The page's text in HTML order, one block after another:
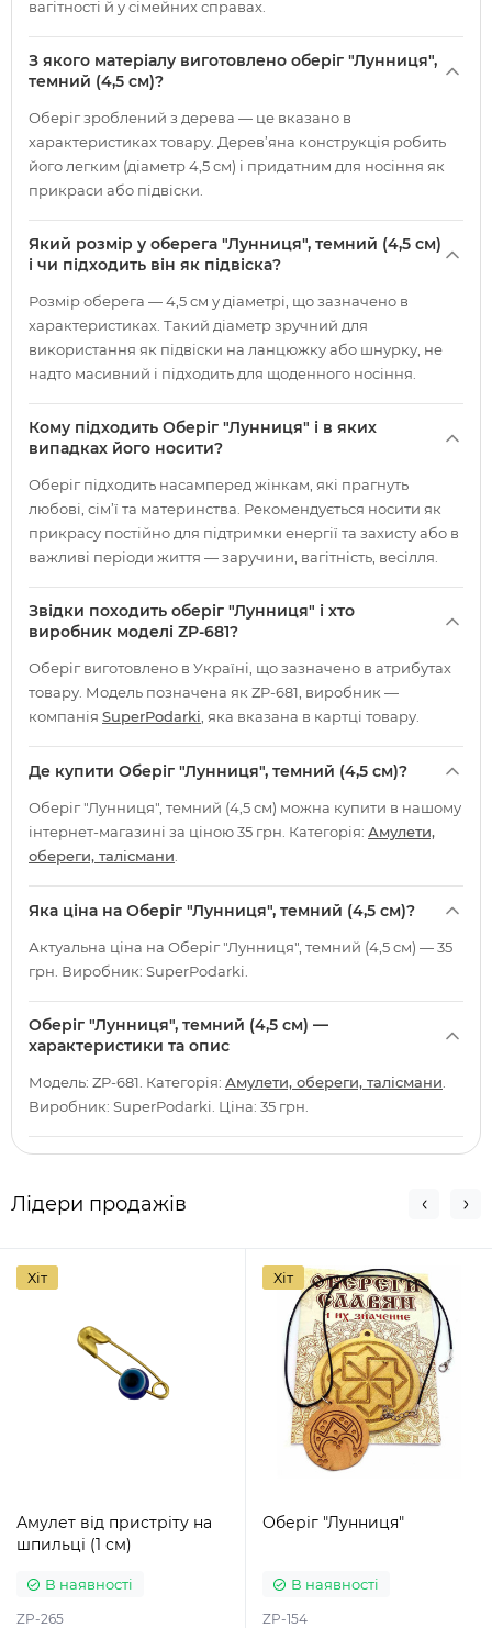
вагітності й у сімейних справах.
З якого матеріалу виготовлено оберіг "Лунниця",
темний (4,5 см)?
Оберіг зроблений з дерева — це вказано в
характеристиках товару. Дерев’яна конструкція робить
його легким (діаметр 4,5 см) і придатним для носіння як
прикраси або підвіски.
Який розмір у оберега "Лунниця", темний (4,5 см)
і чи підходить він як підвіска?
Розмір оберега — 4,5 см у діаметрі, що зазначено в
характеристиках. Такий діаметр зручний для
використання як підвіски на ланцюжку або шнурку, не
надто масивний і підходить для щоденного носіння.
Кому підходить Оберіг "Лунниця" і в яких
випадках його носити?
Оберіг підходить насамперед жінкам, які прагнуть
любові, сім’ї та материнства. Рекомендується носити як
прикрасу постійно для підтримки енергії та захисту або в
важливі періоди життя — заручини, вагітність, весілля.
Звідки походить оберіг "Лунниця" і хто
виробник моделі ZP-681?
Оберіг виготовлено в Україні, що зазначено в атрибутах
товару. Модель позначена як ZP-681, виробник —
компанія SuperPodarki , яка вказана в картці товару.
Де купити Оберіг "Лунниця", темний (4,5 см)?
Оберіг "Лунниця", темний (4,5 см) можна купити в нашому
інтернет-магазині за ціною 35 грн. Категорія: Амулети,
обереги, талісмани
Яка ціна на Оберіг "Лунниця", темний (4,5 см)?
Актуальна ціна на Оберіг "Лунниця", темний (4,5 см) — 35
грн. Виробник: SuperPodarki.
Оберіг "Лунниця", темний (4,5 см) —
характеристики та опис
Модель: ZP-681. Категорія: Амулети, обереги, талісмани
Виробник: SuperPodarki. Ціна: 35 грн.
Лідери продажів
Хіт
Амулет від пристріту на
шпильці (1 см)
В наявності
ZP-265
Хіт
Оберіг "Лунниця"
В наявності
ZP-154